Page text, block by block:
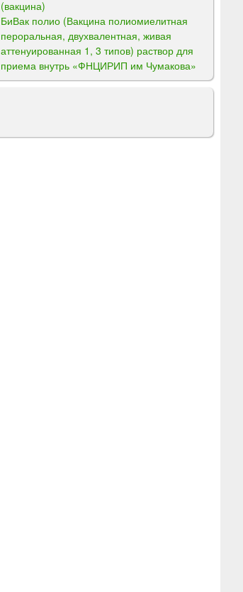
(вакцина)
БиВак полио (Вакцина полиомиелитная
пероральная, двухвалентная, живая
аттенуированная 1, 3 типов) раствор для
приема внутрь «ФНЦИРИП им Чумакова»